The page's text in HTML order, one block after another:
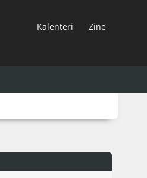
Kalenteri Zine